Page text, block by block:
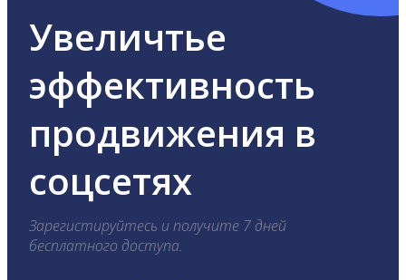
Увеличтье
эффективность
продвижения в
соцсетях
Зарегистируйтесь и получите 7 дней
бесплатного доступа.